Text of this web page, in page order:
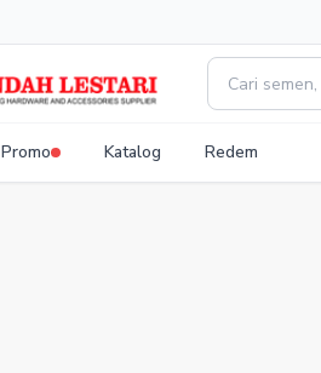
Promo Katalog Redem